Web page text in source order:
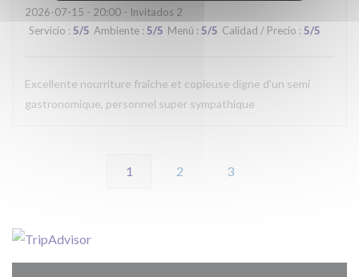
2026-07-15 - 20:00 - Invitados 2
Servicio : 5/5 Ambiente : 5/5 Menú : 5/5 Calidad / Precio : 5/5
Excellente nourriture fraîche et copieuse digne d'un semi
gastronomique, personnel super sympathique
1 2 3